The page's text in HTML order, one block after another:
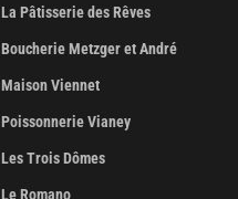
La Pâtisserie des Rêves
Boucherie Metzger et André
Maison Viennet
Poissonnerie Vianey
Les Trois Dômes
Le Romano